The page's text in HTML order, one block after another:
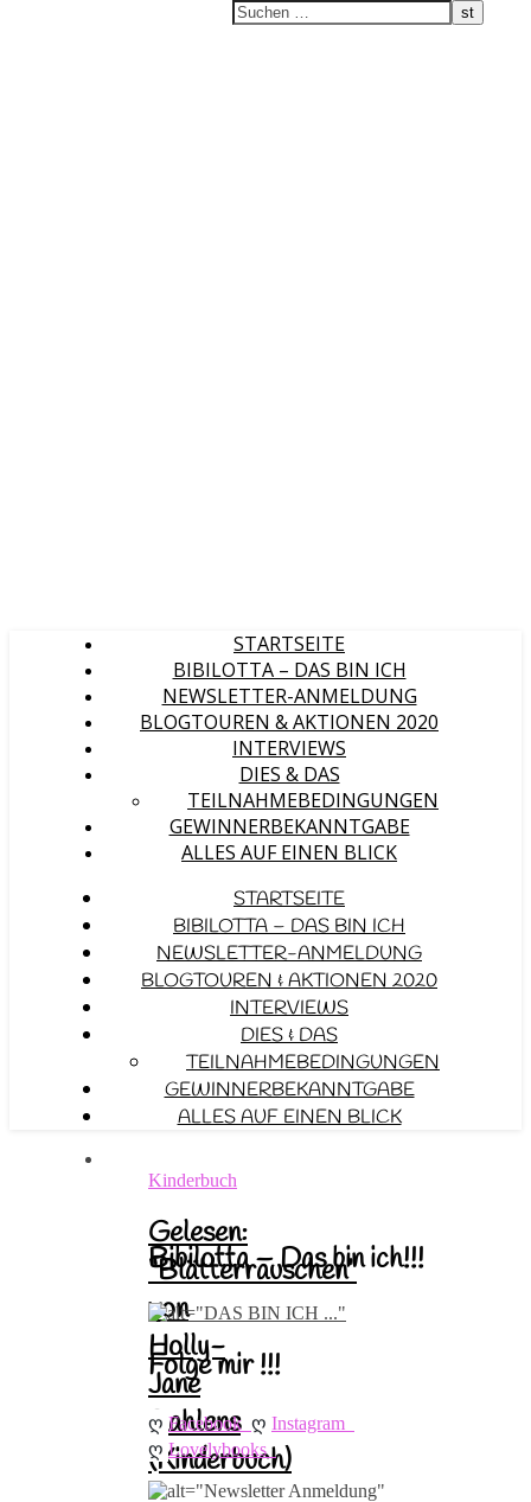
STARTSEITE
BIBILOTTA – DAS BIN ICH
NEWSLETTER-ANMELDUNG
BLOGTOUREN & AKTIONEN 2020
INTERVIEWS
DIES & DAS
TEILNAHMEBEDINGUNGEN
GEWINNERBEKANNTGABE
ALLES AUF EINEN BLICK
STARTSEITE
BIBILOTTA – DAS BIN ICH
NEWSLETTER-ANMELDUNG
BLOGTOUREN & AKTIONEN 2020
INTERVIEWS
DIES & DAS
TEILNAHMEBEDINGUNGEN
GEWINNERBEKANNTGABE
ALLES AUF EINEN BLICK
Kinderbuch
Gelesen:
“Blätterrauschen”
von
Holly-
Jane
Rahlens
(Kinderbuch)
Bibilotta – Das bin ich!!!
Folge mir !!!
ღ Facebook ღ Instagram
ღ Lovelybooks